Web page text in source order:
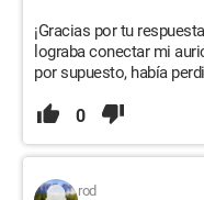
¡Gracias por tu
lograba conectar mi
por supuesto, había
0
rod